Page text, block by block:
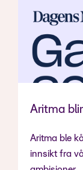
Aritma
Aritma ble
innsikt fra